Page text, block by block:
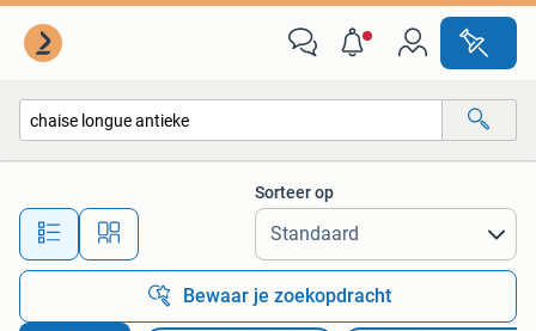
Alle afstanden…
Sorteer op
Bewaar je zoekopdracht